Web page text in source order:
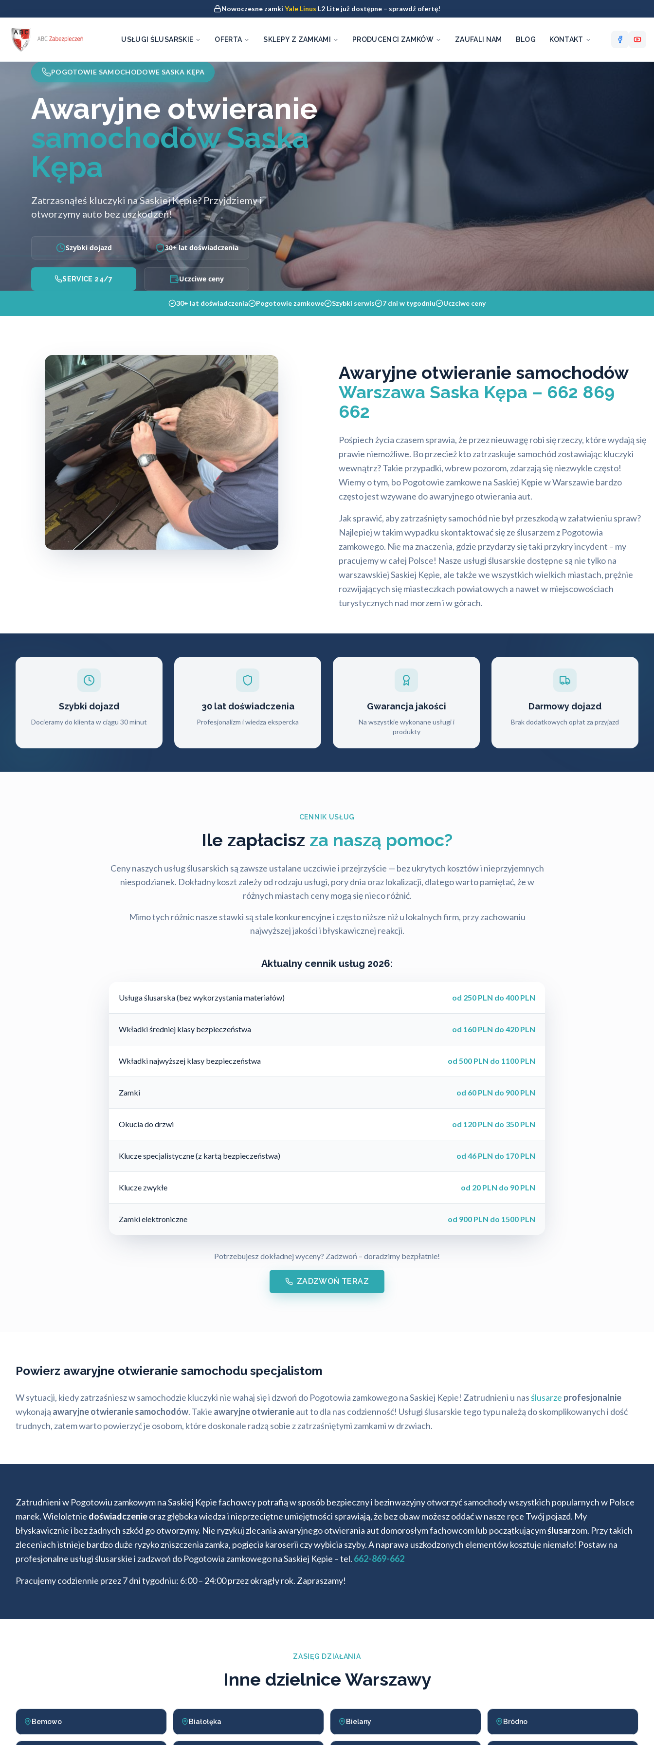
Nowoczesne zamki Yale Linus L2 Lite już dostępne – sprawdź ofertę!
USŁUGI ŚLUSARSKIE OFERTA SKLEPY Z ZAMKAMI PRODUCENCI ZAMKÓW ZAUFALI NAM BLOG KONTAKT
POGOTOWIE SAMOCHODOWE SASKA KĘPA
Awaryjne otwieranie
samochodów Saska
Kępa
Zatrzasnąłeś kluczyki na Saskiej Kępie? Przyjdziemy i
otworzymy auto bez uszkodzeń!
Szybki dojazd 30+ lat doświadczenia
SERVICE 24/7 Uczciwe ceny
30+ lat doświadczenia Pogotowie zamkowe Szybki serwis 7 dni w tygodniu Uczciwe ceny
Awaryjne otwieranie samochodów
Warszawa Saska Kępa – 662 869
662
Pośpiech życia czasem sprawia, że przez nieuwagę robi się rzeczy, które wydają się
prawie niemożliwe. Bo przecież kto zatrzaskuje samochód zostawiając kluczyki
wewnątrz? Takie przypadki, wbrew pozorom, zdarzają się niezwykle często!
Wiemy o tym, bo Pogotowie zamkowe na Saskiej Kępie w Warszawie bardzo
często jest wzywane do awaryjnego otwierania aut.
Jak sprawić, aby zatrzaśnięty samochód nie był przeszkodą w załatwieniu spraw?
Najlepiej w takim wypadku skontaktować się ze ślusarzem z Pogotowia
zamkowego. Nie ma znaczenia, gdzie przydarzy się taki przykry incydent – my
pracujemy w całej Polsce! Nasze usługi ślusarskie dostępne są nie tylko na
warszawskiej Saskiej Kępie, ale także we wszystkich wielkich miastach, prężnie
rozwijających się miasteczkach powiatowych a nawet w miejscowościach
turystycznych nad morzem i w górach.
Szybki dojazd
Docieramy do klienta w ciągu 30 minut
30 lat doświadczenia
Profesjonalizm i wiedza ekspercka
Gwarancja jakości
Na wszystkie wykonane usługi i
produkty
Darmowy dojazd
Brak dodatkowych opłat za przyjazd
CENNIK USŁUG
Ile zapłacisz za naszą pomoc?
Ceny naszych usług ślusarskich są zawsze ustalane uczciwie i przejrzyście — bez ukrytych kosztów i nieprzyjemnych
niespodzianek. Dokładny koszt zależy od rodzaju usługi, pory dnia oraz lokalizacji, dlatego warto pamiętać, że w
różnych miastach ceny mogą się nieco różnić.
Mimo tych różnic nasze stawki są stale konkurencyjne i często niższe niż u lokalnych firm, przy zachowaniu
najwyższej jakości i błyskawicznej reakcji.
Aktualny cennik usług 2026:
Usługa ślusarska (bez wykorzystania materiałów) od 250 PLN do 400 PLN
Wkładki średniej klasy bezpieczeństwa od 160 PLN do 420 PLN
Wkładki najwyższej klasy bezpieczeństwa od 500 PLN do 1100 PLN
Zamki od 60 PLN do 900 PLN
Okucia do drzwi od 120 PLN do 350 PLN
Klucze specjalistyczne (z kartą bezpieczeństwa) od 46 PLN do 170 PLN
Klucze zwykłe od 20 PLN do 90 PLN
Zamki elektroniczne od 900 PLN do 1500 PLN
Potrzebujesz dokładnej wyceny? Zadzwoń – doradzimy bezpłatnie!
ZADZWOŃ TERAZ
Powierz awaryjne otwieranie samochodu specjalistom
W sytuacji, kiedy zatrzaśniesz w samochodzie kluczyki nie wahaj się i dzwoń do Pogotowia zamkowego na Saskiej Kępie! Zatrudnieni u nasślusarze profesjonalnie
wykonają awaryjne otwieranie samochodów. Takie awaryjne otwieranieaut to dla nas codzienność! Usługi ślusarskie tego typu należą do skomplikowanych i dość
trudnych, zatem warto powierzyć je osobom, które doskonale radzą sobie z zatrzaśniętymi zamkami w drzwiach.
Zatrudnieni w Pogotowiu zamkowym na Saskiej Kępie fachowcy potrafią w sposób bezpieczny i bezinwazyjny otworzyć samochody wszystkich popularnych w Polsce
marek. Wieloletnie doświadczenieoraz głęboka wiedza i nieprzeciętne umiejętności sprawiają, że bez obaw możesz oddać w nasze ręce Twój pojazd. My
błyskawicznie i bez żadnych szkód go otworzymy. Nie ryzykuj zlecania awaryjnego otwierania aut domorosłym fachowcom lub początkującymślusarzom. Przy takich
zleceniach istnieje bardzo duże ryzyko zniszczenia zamka, pogięcia karoserii czy wybicia szyby. A naprawa uszkodzonych elementów kosztuje niemało! Postaw na
profesjonalne usługi ślusarskie i zadzwoń do Pogotowia zamkowego na Saskiej Kępie – tel. 662-869-662
Pracujemy codziennie przez 7 dni tygodniu: 6:00 – 24:00 przez okrągły rok. Zapraszamy!
ZASIĘG DZIAŁANIA
Inne dzielnice Warszawy
Bemowo Białołęka Bielany Bródno